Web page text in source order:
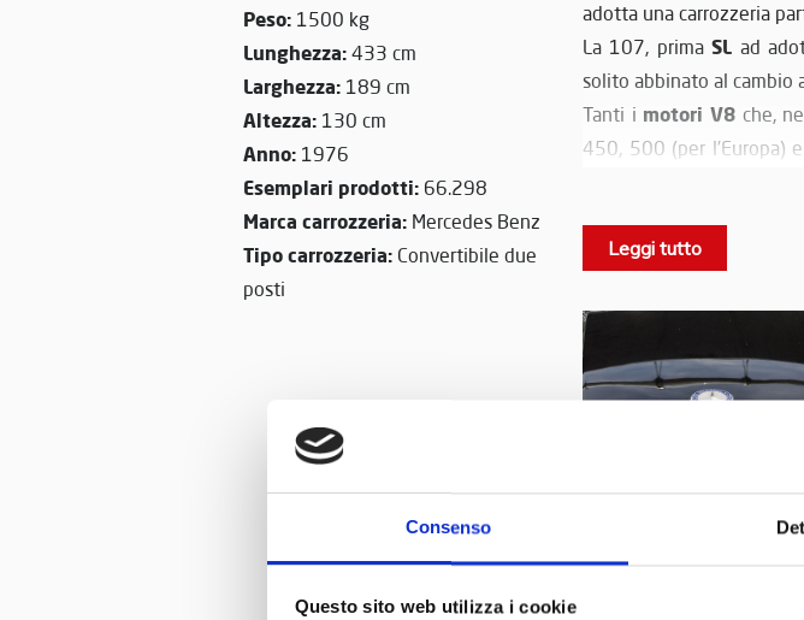
Consenso
Questo sito web utilizza i cookie
Peso: 1500 kg
Lunghezza: 433 cm
Larghezza: 189 cm
Altezza: 130 cm
Anno: 1976
Esemplari prodotti: 66.298
Marca carrozzeria: Mercedes Benz
Tipo carrozzeria: Convertibile due
posti
adotta una carrozzeria
La 107, primaSL ad
solito abbinato al cambio
Tanti i motori V8che,
450, 500 (per l’Europa)
Divenuta famosa come
2017 , Protagonista nel
Leggi tutto